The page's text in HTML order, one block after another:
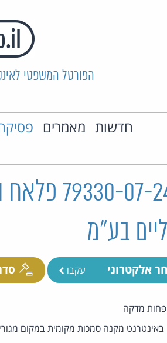
הפורטל המשפטי
חדשות מאמרים
ת"ק
בע"מ
אלקטרוני עקבו
פחות מדקה
מקנה סמכות מקומית במקום